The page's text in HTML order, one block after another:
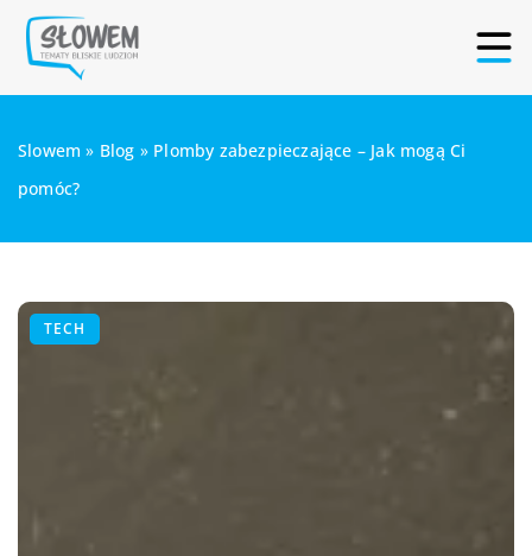
Slowem » Blog » Plomby zabezpieczające – Jak mogą Ci
pomóc?
TECH